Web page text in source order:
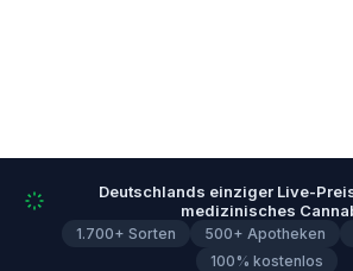
Deutschlands einziger Live-
medizinisches
1.700+ Sorten 500+ Apotheken
100% kostenlos